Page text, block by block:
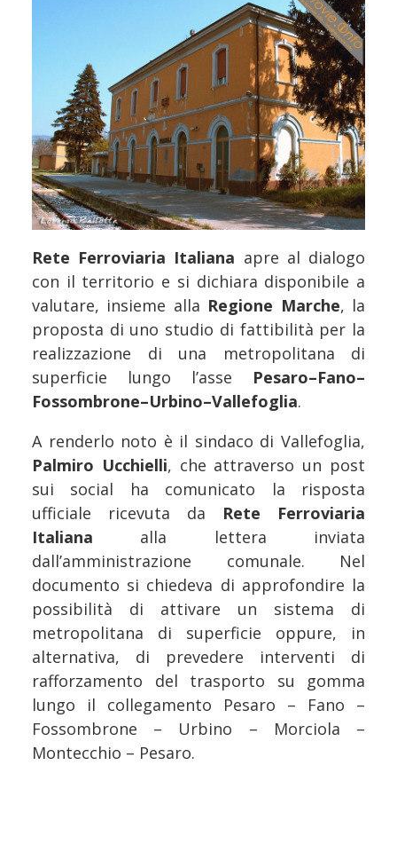
Rete Ferroviaria Italiana apre al dialogo
con il territorio e si dichiara disponibile a
valutare, insieme alla Regione Marche, la
proposta di uno studio di fattibilità per la
realizzazione di una metropolitana di
superficie lungo l’asse Pesaro–Fano–
Fossombrone–Urbino–Vallefoglia.
A renderlo noto è il sindaco di Vallefoglia,
Palmiro Ucchielli, che attraverso un post
sui social ha comunicato la risposta
ufficiale ricevuta da Rete Ferroviaria
Italiana alla lettera inviata
dall’amministrazione comunale. Nel
documento si chiedeva di approfondire la
possibilità di attivare un sistema di
metropolitana di superficie oppure, in
alternativa, di prevedere interventi di
rafforzamento del trasporto su gomma
lungo il collegamento Pesaro – Fano –
Fossombrone – Urbino – Morciola –
Montecchio – Pesaro.